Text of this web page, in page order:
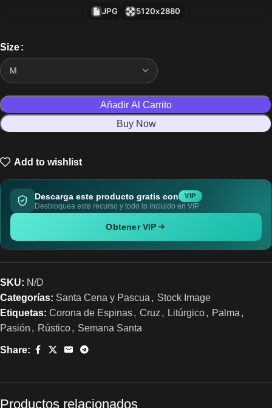
JPG 5120x2880
Size
Añadir Al Carrito
Buy Now
Add to wishlist
Descarga este producto gratis con VIP
Desbloquea este recurso y todo lo incluido en VIP
Obtener VIP
SKU: N/D
Categorías: Santa Cena y Pascua , Stock Image
Etiquetas: Corona de Espinas, Cruz , Litúrgico, Palma ,
Pasión , Rústico, Semana Santa
Share:
Productos relacionados